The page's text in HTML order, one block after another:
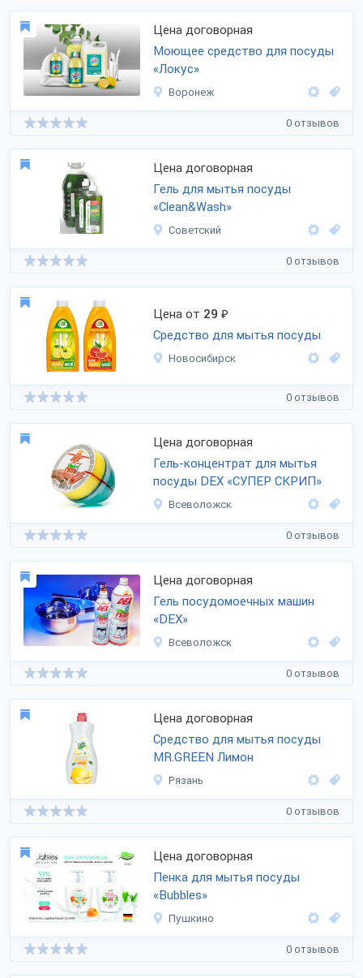
Цена договорная
Моющее средство для посуды
«Локус‎»
Воронеж
0 отзывов
Цена договорная
Гель для мытья посуды
«Clean&Wash»
Советский
0 отзывов
Цена от 29 ₽
Средство для мытья посуды
Новосибирск
0 отзывов
Цена договорная
Гель-концентрат для мытья
посуды DEX «СУПЕР СКРИП»
Всеволожск
0 отзывов
Цена договорная
Гель посудомоечных машин
«DEX»
Всеволожск
0 отзывов
Цена договорная
Средство для мытья посуды
MR.GREEN Лимон
Рязань
0 отзывов
Цена договорная
Пенка для мытья посуды
«Bubbles»
Пушкино
0 отзывов